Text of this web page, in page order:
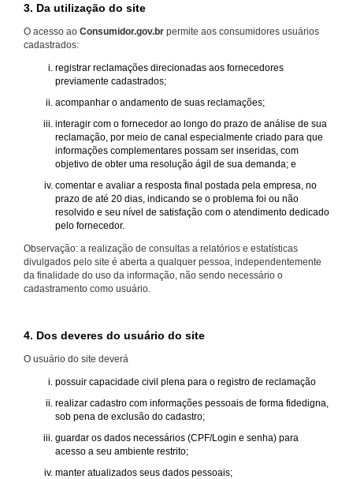
3. Da utilização do site
O acesso ao Consumidor.gov.br permite aos consumidores usuários
cadastrados:
registrar reclamações direcionadas aos fornecedores
previamente cadastrados;
acompanhar o andamento de suas reclamações;
interagir com o fornecedor ao longo do prazo de análise de sua
reclamação, por meio de canal especialmente criado para que
informações complementares possam ser inseridas, com
objetivo de obter uma resolução ágil de sua demanda; e
comentar e avaliar a resposta final postada pela empresa, no
prazo de até 20 dias, indicando se o problema foi ou não
resolvido e seu nível de satisfação com o atendimento dedicado
pelo fornecedor.
Observação: a realização de consultas a relatórios e estatísticas
divulgados pelo site é aberta a qualquer pessoa, independentemente
da finalidade do uso da informação, não sendo necessário o
cadastramento como usuário.
4. Dos deveres do usuário do site
O usuário do site deverá
possuir capacidade civil plena para o registro de reclamação
realizar cadastro com informações pessoais de forma fidedigna,
sob pena de exclusão do cadastro;
guardar os dados necessários (CPF/Login e senha) para
acesso a seu ambiente restrito;
manter atualizados seus dados pessoais;